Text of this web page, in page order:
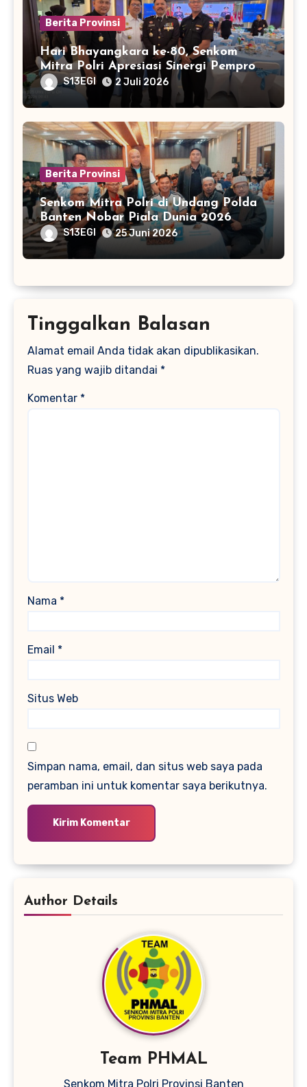
Berita Provinsi
Hari Bhayangkara ke-80, Senkom
Mitra Polri Apresiasi Sinergi Pemprov
Banten dan Polda Banten
S13EGI 2 Juli 2026
Berita Provinsi
Senkom Mitra Polri di Undang Polda
Banten Nobar Piala Dunia 2026
S13EGI 25 Juni 2026
Tinggalkan Balasan
Alamat email Anda tidak akan dipublikasikan.
Ruas yang wajib ditandai *
Komentar *
Nama *
Email *
Situs Web
Simpan nama, email, dan situs web saya pada
peramban ini untuk komentar saya berikutnya.
Author Details
Team PHMAL
Senkom Mitra Polri Provinsi Banten